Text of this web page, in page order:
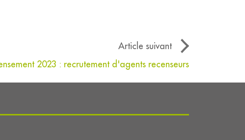
Article suivant
2023 : recrutement d'agents recenseurs